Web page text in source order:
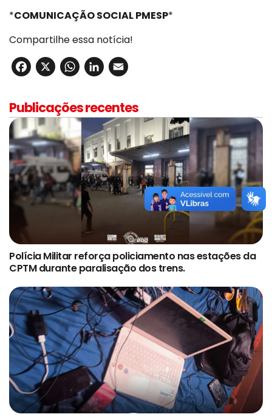
*COMUNICAÇÃO SOCIAL PMESP*
Compartilhe essa notícia!
Facebook
X WhatsApp
LinkedIn
Publicações recentes
Polícia Militar reforça policiamento nas estações da
CPTM durante paralisação dos trens.